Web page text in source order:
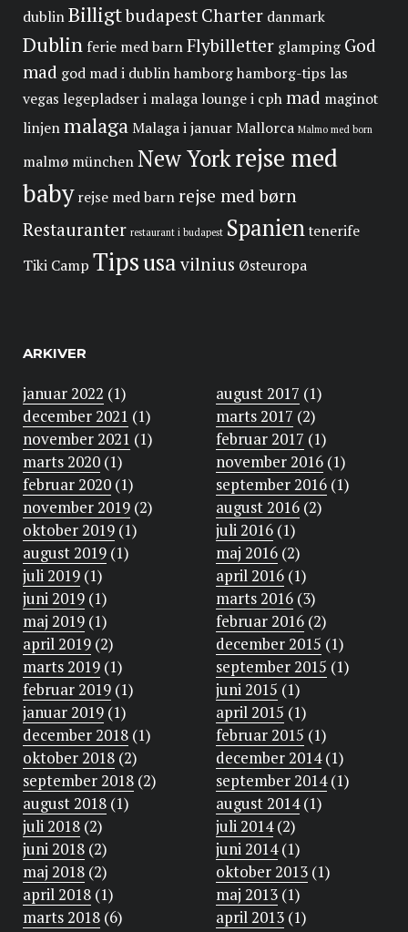
dublinBilligtbudapestCharter danmark
Dublin ferie med barnFlybilletter glamping God
mad god mad i dublinhamborghamborg-tips las
vegas legepladser i malaga lounge i cphmad maginot
linjenmalagaMalaga i januarMallorca Malmo med born
malmø münchenNew Yorkrejse med
baby rejse med barnrejse med børn
Restauranter restaurant i budapest Spanientenerife
Tiki Camp Tipsusavilnius Østeuropa
ARKIVER
januar 2022 (1)
december 2021 (1)
november 2021 (1)
marts 2020 (1)
februar 2020 (1)
november 2019 (2)
oktober 2019 (1)
august 2019 (1)
juli 2019 (1)
juni 2019 (1)
maj 2019 (1)
april 2019 (2)
marts 2019 (1)
februar 2019 (1)
januar 2019 (1)
december 2018 (1)
oktober 2018 (2)
september 2018 (2)
august 2018 (1)
juli 2018 (2)
juni 2018 (2)
maj 2018 (2)
april 2018 (1)
marts 2018 (6)
august 2017 (1)
marts 2017 (2)
februar 2017 (1)
november 2016(1)
september 2016(1)
august 2016(2)
juli 2016(1)
maj 2016(2)
april 2016(1)
marts 2016(3)
februar 2016(2)
december 2015 (1)
september 2015 (1)
juni 2015 (1)
april 2015 (1)
februar 2015 (1)
december 2014(1)
september 2014(1)
august 2014(1)
juli 2014(2)
juni 2014(1)
oktober 2013(1)
maj 2013(1)
april 2013(1)